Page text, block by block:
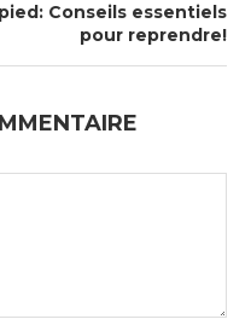
Conseils essentiels
pour reprendre!